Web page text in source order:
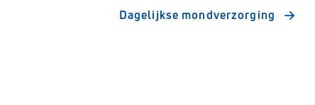
Dagelijkse mondverzorging